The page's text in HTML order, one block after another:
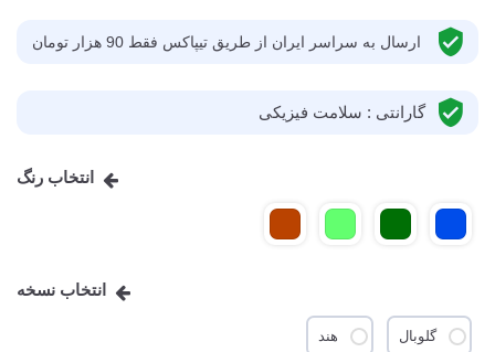
ارسال به سراسر ایران از طریق تیپاکس فقط 90 هزار تومان
گارانتی : سلامت فیزیکی
انتخاب رنگ
انتخاب نسخه
گلوبال هند